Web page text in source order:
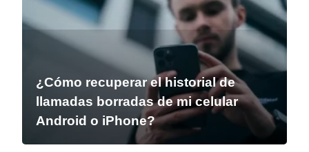
¿Cómo recuperar el historial de
llamadas borradas de mi celular
Android o iPhone?